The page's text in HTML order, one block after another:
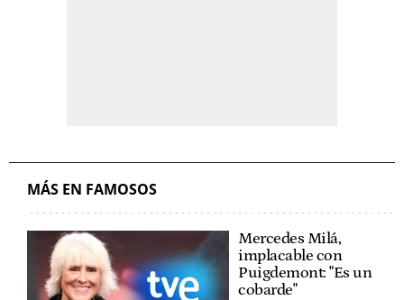
MÁS EN FAMOSOS
Mercedes Milá,
implacable con
Puigdemont: "Es un
cobarde"